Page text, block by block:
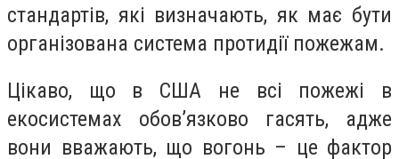
стандартів, які визначають, як має бути
організована система протидії пожежам.
Цікаво, що в США не всі пожежі в
екосистемах обов’язково гасять, адже
вони вважають, що вогонь – це фактор